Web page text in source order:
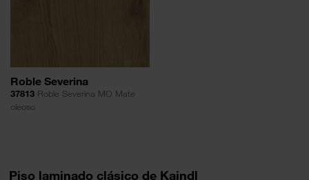
Roble Severina
37813 Roble Severina MO Mate
oleoso
Piso laminado clásico de Kaindl